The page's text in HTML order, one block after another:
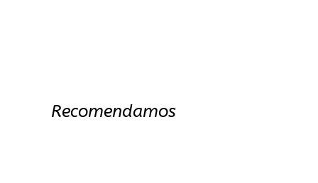
Recomendamos